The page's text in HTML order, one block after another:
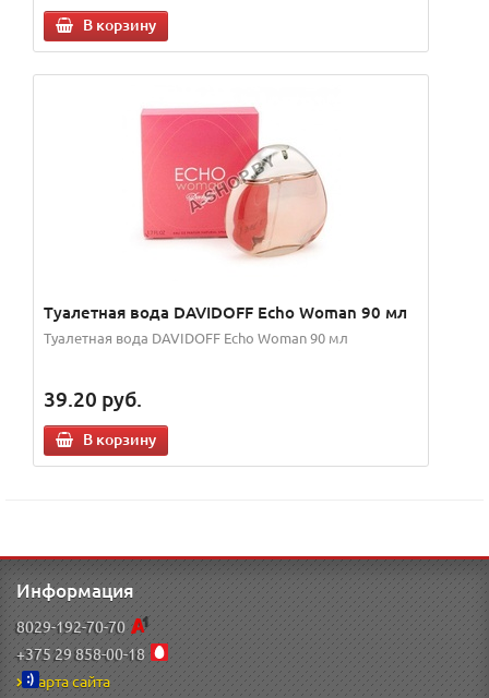
В корзину
Туалетная вода DAVIDOFF Echo Woman 90 мл
Туалетная вода DAVIDOFF Echo Woman 90 мл
39.20 руб.
В корзину
Информация
8029-192-70-70
+375 29 858-00-18
Карта сайта